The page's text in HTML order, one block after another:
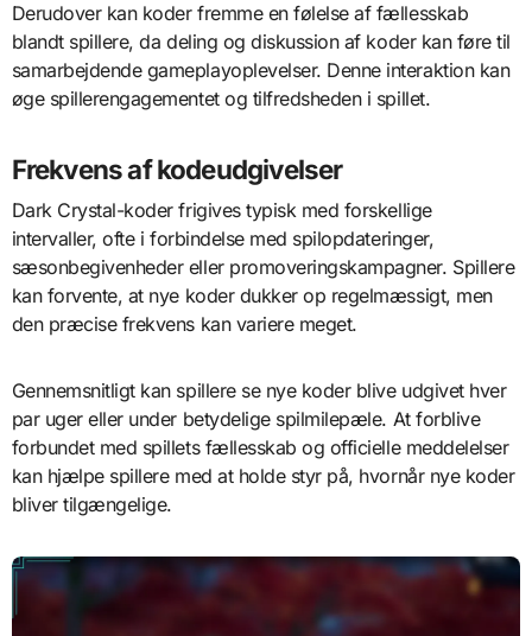
Derudover kan koder fremme en følelse af fællesskab
blandt spillere, da deling og diskussion af koder kan føre til
samarbejdende gameplayoplevelser. Denne interaktion kan
øge spillerengagementet og tilfredsheden i spillet.
Frekvens af kodeudgivelser
Dark Crystal-koder frigives typisk med forskellige
intervaller, ofte i forbindelse med spilopdateringer,
sæsonbegivenheder eller promoveringskampagner. Spillere
kan forvente, at nye koder dukker op regelmæssigt, men
den præcise frekvens kan variere meget.
Gennemsnitligt kan spillere se nye koder blive udgivet hver
par uger eller under betydelige spilmilepæle. At forblive
forbundet med spillets fællesskab og officielle meddelelser
kan hjælpe spillere med at holde styr på, hvornår nye koder
bliver tilgængelige.